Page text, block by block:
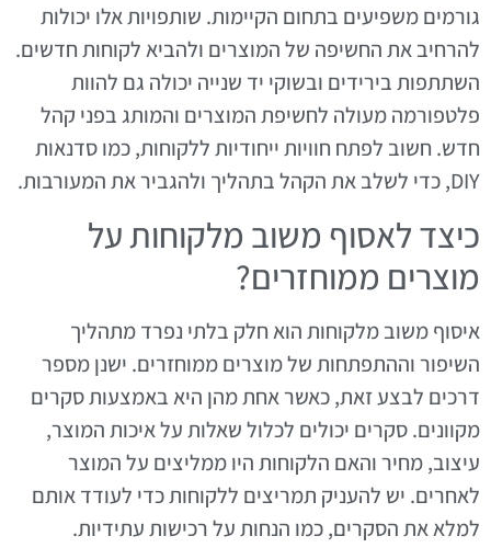
גורמים משפיעים בתחום הקיימות. שותפויות אלו יכולות
להרחיב את החשיפה של המוצרים ולהביא לקוחות חדשים.
השתתפות בירידים ובשוקי יד שנייה יכולה גם להוות
פלטפורמה מעולה לחשיפת המוצרים והמותג בפני קהל
חדש. חשוב לפתח חוויות ייחודיות ללקוחות, כמו סדנאות
DIY, כדי לשלב את הקהל בתהליך ולהגביר את המעורבות.
כיצד לאסוף משוב מלקוחות על
מוצרים ממוחזרים?
איסוף משוב מלקוחות הוא חלק בלתי נפרד מתהליך
השיפור וההתפתחות של מוצרים ממוחזרים. ישנן מספר
דרכים לבצע זאת, כאשר אחת מהן היא באמצעות סקרים
מקוונים. סקרים יכולים לכלול שאלות על איכות המוצר,
עיצוב, מחיר והאם הלקוחות היו ממליצים על המוצר
לאחרים. יש להעניק תמריצים ללקוחות כדי לעודד אותם
למלא את הסקרים, כמו הנחות על רכישות עתידיות.